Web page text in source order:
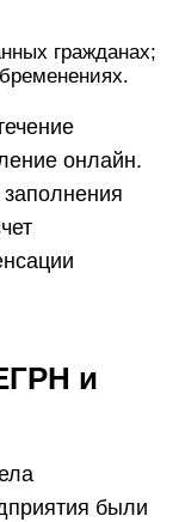
гражданах;
онлайн.
и
были